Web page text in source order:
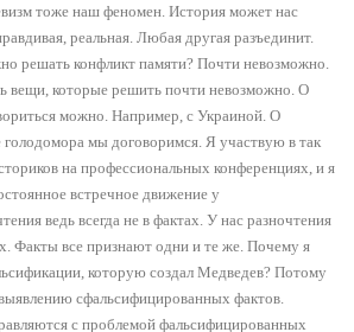
тоже наш феномен. История может нас
реальная. Любая другая разъединит.
решать конфликт памяти? Почти невозможно.
вещи, которые решить почти невозможно. О
можно. Например, с Украиной. О
голодомора мы договоримся. Я участвую в так
на профессиональных конференциях, и я
встречное движение у
ведь всегда не в фактах. У нас разночтения
Факты все признают одни и те же. Почему я
которую создал Медведев? Потому
сфальсифицированных фактов.
с проблемой фальсифицированных